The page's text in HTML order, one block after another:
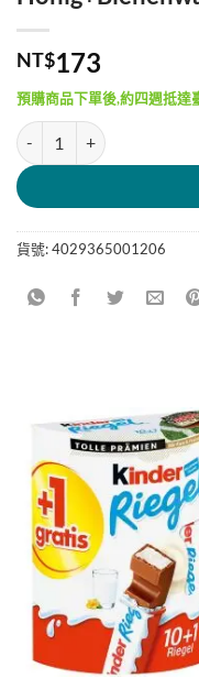
NT$173
預購商品下單後,約四週抵達
Api Lippen-Balsam mit
貨號:4029365001206